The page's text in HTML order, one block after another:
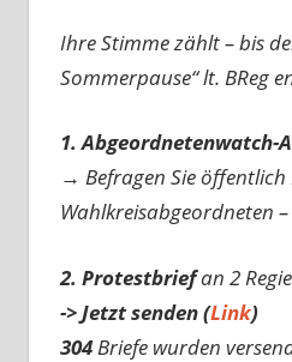
Ihre Stimme zählt – bis
Sommerpause“ lt. BReg
1. Abgeordnetenwatch-
→ Befragen Sie öffentlich
Wahlkreisabgeordneten
2. Protestbriefan 2
-> Jetzt senden (Link)
304Briefe wurden